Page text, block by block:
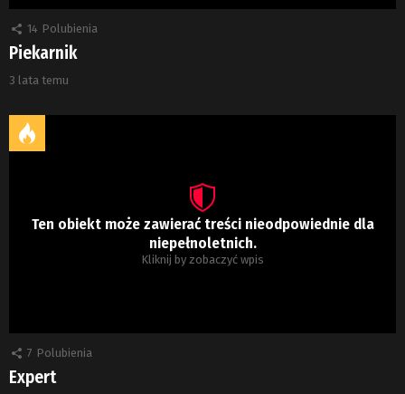
14 Polubienia
Piekarnik
3 lata temu
Ten obiekt może zawierać treści nieodpowiednie dla
niepełnoletnich.
Kliknij by zobaczyć wpis
7 Polubienia
Expert